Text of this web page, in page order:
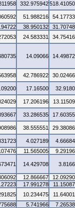
332.975942
51.988216
38.950132
24.583331
14.09066
42.786922
17.16500
17.206196
33.286535
38.555551
4.027189
11.565005
14.429708
12.866667
17.991278
10.234475
5.741966